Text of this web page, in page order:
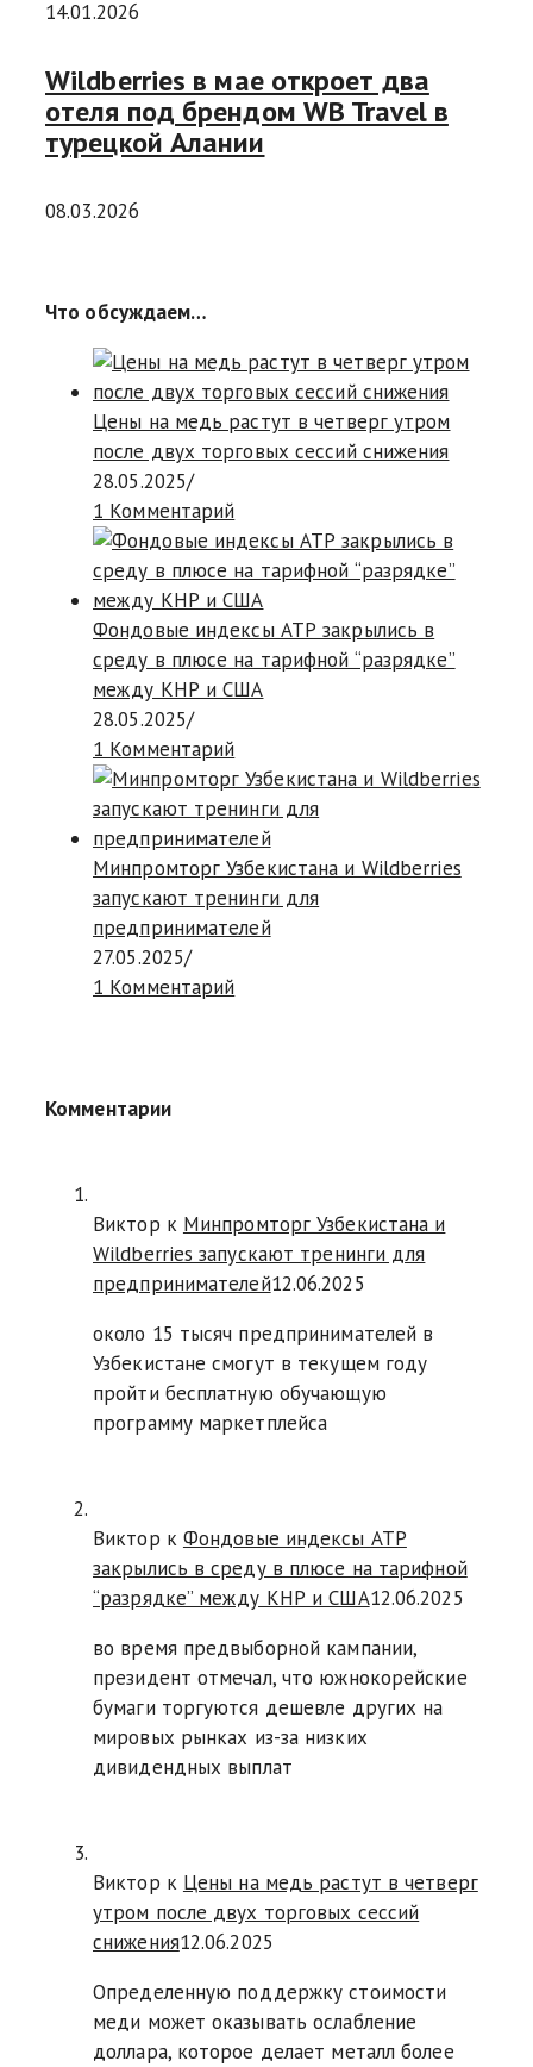
14.01.2026
Wildberries в мае откроет два
отеля под брендом WB Travel в
турецкой Алании
08.03.2026
Что обсуждаем…
Цены на медь растут в четверг утром
после двух торговых сессий снижения
28.05.2025/
1 Комментарий
Фондовые индексы АТР закрылись в
среду в плюсе на тарифной “разрядке”
между КНР и США
28.05.2025/
1 Комментарий
Минпромторг Узбекистана и Wildberries
запускают тренинги для
предпринимателей
27.05.2025/
1 Комментарий
Комментарии
Виктор к Минпромторг Узбекистана и
Wildberries запускают тренинги для
предпринимателей12.06.2025
около 15 тысяч предпринимателей в
Узбекистане смогут в текущем году
пройти бесплатную обучающую
программу маркетплейса
Виктор к Фондовые индексы АТР
закрылись в среду в плюсе на тарифной
“разрядке” между КНР и США12.06.2025
во время предвыборной кампании,
президент отмечал, что южнокорейские
бумаги торгуются дешевле других на
мировых рынках из-за низких
дивидендных выплат
Виктор к Цены на медь растут в четверг
утром после двух торговых сессий
снижения12.06.2025
Определенную поддержку стоимости
меди может оказывать ослабление
доллара, которое делает металл более